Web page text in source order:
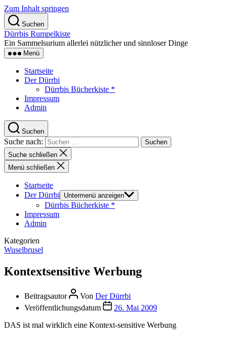
Zum Inhalt springen
Suchen
Dürrbis Rumpelkiste
Ein Sammelsurium allerlei nützlicher und sinnloser Dinge
Menü
Startseite
Der Dürrbi
Dürrbis Bücherkiste *
Impressum
Admin
Suchen
Suche nach:
Suche schließen
Menü schließen
Startseite
Der Dürrbi
Untermenü anzeigen
Dürrbis Bücherkiste *
Impressum
Admin
Kategorien
Wuselbrusel
Kontextsensitive Werbung
Beitragsautor Von Der Dürrbi
Veröffentlichungsdatum
26. Mai 2009
DAS ist mal wirklich eine Kontext-sensitive Werbung